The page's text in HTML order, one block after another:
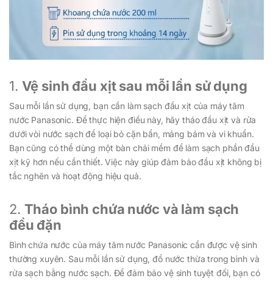
1. Vệ sinh đầu xịt sau mỗi lần sử dụng
Sau mỗi lần sử dụng, bạn cần làm sạch đầu xịt của máy tăm
nước Panasonic. Để thực hiện điều này, hãy tháo đầu xịt và rửa
dưới vòi nước sạch để loại bỏ cặn bẩn, mảng bám và vi khuẩn.
Bạn cũng có thể dùng một bàn chải mềm để làm sạch phần đầu
xịt kỹ hơn nếu cần thiết. Việc này giúp đảm bảo đầu xịt không bị
tắc nghẽn và hoạt động hiệu quả.
2. Tháo bình chứa nước và làm sạch
đều đặn
Bình chứa nước của máy tăm nước Panasonic cần được vệ sinh
thường xuyên. Sau mỗi lần sử dụng, đổ nước thừa trong bình và
rửa sạch bằng nước sạch. Để đảm bảo vệ sinh tuyệt đối, bạn có